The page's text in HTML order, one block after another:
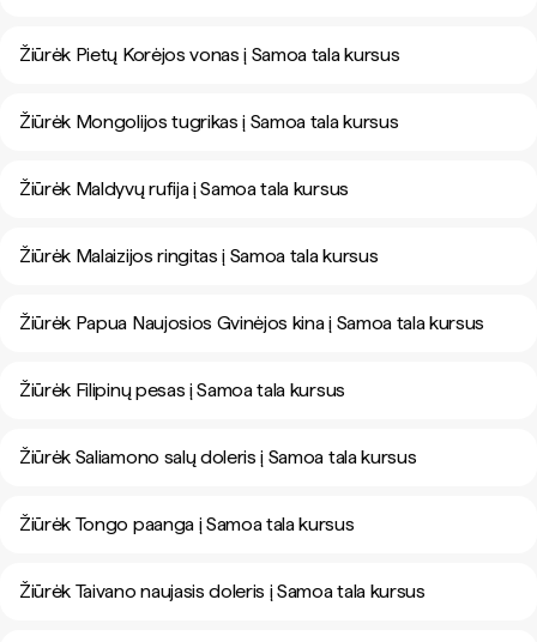
Žiūrėk Pietų Korėjos vonas į Samoa tala kursus
Žiūrėk Mongolijos tugrikas į Samoa tala kursus
Žiūrėk Maldyvų rufija į Samoa tala kursus
Žiūrėk Malaizijos ringitas į Samoa tala kursus
Žiūrėk Papua Naujosios Gvinėjos kina į Samoa tala kursus
Žiūrėk Filipinų pesas į Samoa tala kursus
Žiūrėk Saliamono salų doleris į Samoa tala kursus
Žiūrėk Tongo paanga į Samoa tala kursus
Žiūrėk Taivano naujasis doleris į Samoa tala kursus